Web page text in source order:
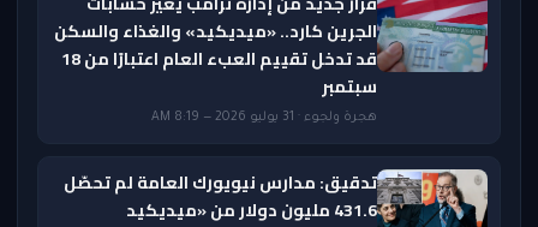
الجرين كارد.. «ميديكيد» والغذاء والسكن
قد تدخل تقييم العبء العام اعتبارًا من 18
سبتمبر
هجرة ولجوء · 31 يوليو 2026 — 8:19 AM
تدقيق: مدارس نيويورك العامة لم تحصّل
431.6 مليون دولار من «ميديكيد